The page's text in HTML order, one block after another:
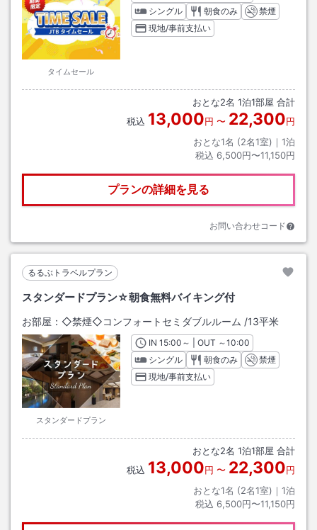
タイムセール
シングル
朝食のみ
禁煙
現地/事前支払い
おとな2名 1泊1部屋 合計
税込 13,000円 〜 22,300円
おとな1名 (2名1室)｜ 1泊
税込 6,500円〜11,150円
プランの詳細を見る
お問い合わせコード
るるぶトラベルプラン
スタンダードプラン☆朝食無料バイキング付
お部屋： ◇禁煙◇コンフォートセミダブルルーム /13平米
スタンダードプラン
INチェックイン
15:00 ～ | OUT チェックアウト
～10:00
シングル
朝食のみ
禁煙
現地/事前支払い
おとな2名 1泊1部屋 合計
税込 13,000円 〜 22,300円
おとな1名 (2名1室)｜ 1泊
税込 6,500円〜11,150円